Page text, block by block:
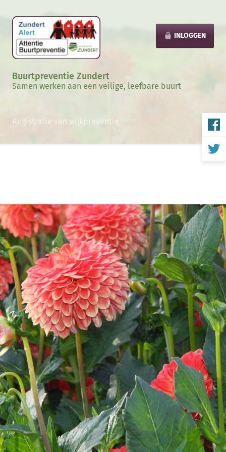
INLOGGEN
Buurtpreventie Zundert
Samen werken aan een veilige, leefbare buurt
Registratie van wijkpreventie